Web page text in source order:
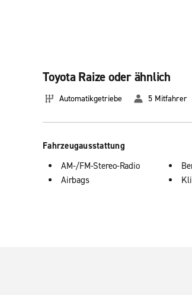
Toyota Raize oder ähnlich
Automatikgetriebe 5 Mitfahrer
Fahrzeugausstattung
AM-/FM-Stereo-Radio
Airbags